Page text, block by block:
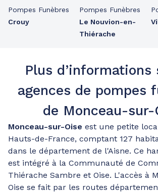
Pompes Funèbres
Crouy
Pompes Funèbres
Le Nouvion-en-
Thiérache
Plus d’informations
agences de pompes
de Monceau-sur-
Monceau-sur-Oise est une petite
Hauts-de-France, comptant 127
dans le département de l'Aisne. Ce
est intégré à la Communauté de
Thiérache Sambre et Oise. L'accès à
Oise se fait par les routes